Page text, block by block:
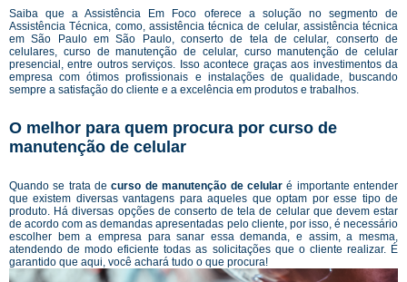
Saiba que a Assistência Em Foco oferece a solução no segmento de
Assistência Técnica, como, assistência técnica de celular, assistência técnica
em São Paulo em São Paulo, conserto de tela de celular, conserto de
celulares, curso de manutenção de celular, curso manutenção de celular
presencial, entre outros serviços. Isso acontece graças aos investimentos da
empresa com ótimos profissionais e instalações de qualidade, buscando
sempre a satisfação do cliente e a excelência em produtos e trabalhos.
O melhor para quem procura por curso de
manutenção de celular
Quando se trata decurso de manutenção de celularé importante entender
que existem diversas vantagens para aqueles que optam por esse tipo de
produto. Há diversas opções de conserto de tela de celular que devem estar
de acordo com as demandas apresentadas pelo cliente, por isso, é necessário
escolher bem a empresa para sanar essa demanda, e assim, a mesma,
atendendo de modo eficiente todas as solicitações que o cliente realizar. É
garantido que aqui, você achará tudo o que procura!